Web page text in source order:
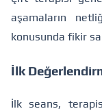
aşamaların
konusunda fikir
İlk
İlk seans,